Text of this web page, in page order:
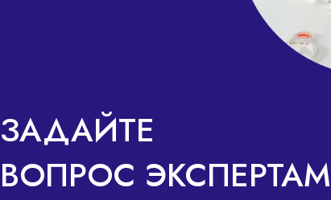
ЗАДАЙТЕ
ВОПРОС ЭКСПЕРТАМ